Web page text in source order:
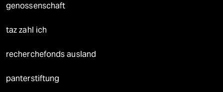
genossenschaft
taz zahl ich
recherchefonds ausland
panterstiftung